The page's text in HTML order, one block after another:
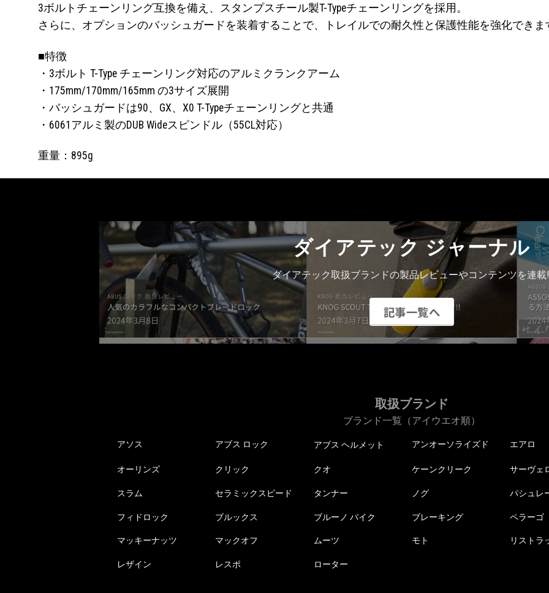
3ボルトチェーンリング互換を備え、スタンプスチール製T-Typeチェーンリングを採用。
さらに、オプションのバッシュガードを装着することで、トレイルでの耐久性と保護性能を強化できま
■特徴
・3ボルト T-Type チェーンリング対応のアルミクランクアーム
・175mm/170mm/165mm の3サイズ展開
・バッシュガードは90、GX、X0 T-Typeチェーンリングと共通
・6061アルミ製のDUB Wideスピンドル（55CL対応）
重量：895g
ダイアテック ジャーナル
ダイアテック取扱ブランドの製品レビューやコンテンツを連載
記事一覧へ
取扱ブランド
ブランド一覧（アイウエオ順）
アソス アブス ロック アブス ヘルメット アンオーソライズド エアロ
オーリンズ クリック クオ ケーンクリーク サーヴェ
スラム セラミックスピード タンナー ノグ パシュレ
フィドロック ブルックス ブルーノ バイク ブレーキング ペラーゴ
マッキーナッツ マックオフ ムーツ モト リストラ
レザイン レスポ ローター